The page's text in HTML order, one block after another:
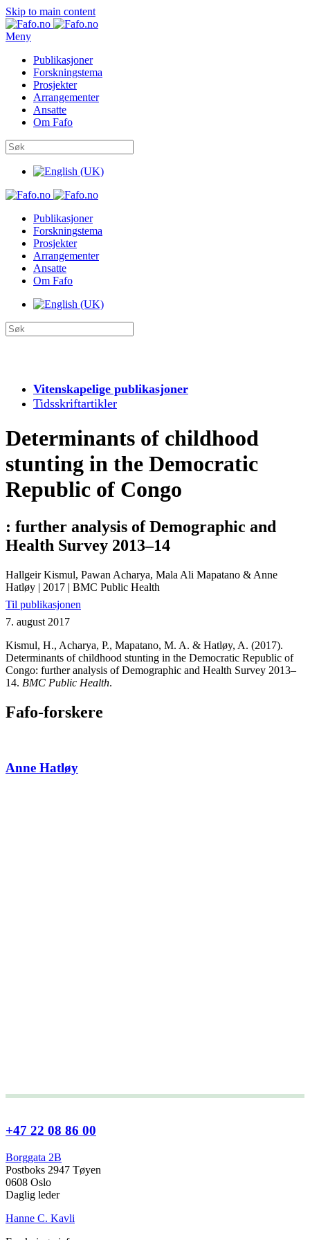
Skip to main content
Meny
Publikasjoner
Forskningstema
Prosjekter
Arrangementer
Ansatte
Om Fafo
Publikasjoner
Forskningstema
Prosjekter
Arrangementer
Ansatte
Om Fafo
Vitenskapelige publikasjoner
Tidsskriftartikler
Determinants of childhood
stunting in the Democratic
Republic of Congo
: further analysis of Demographic and
Health Survey 2013–14
Hallgeir Kismul, Pawan Acharya, Mala Ali Mapatano & Anne
Hatløy | 2017 | BMC Public Health
Til publikasjonen
7. august 2017
Kismul, H., Acharya, P., Mapatano, M. A. & Hatløy, A. (2017).
Determinants of childhood stunting in the Democratic Republic of
Congo: further analysis of Demographic and Health Survey 2013–
14. BMC Public Health.
Fafo-forskere
Anne Hatløy
+47 22 08 86 00
Borggata 2B
Postboks 2947 Tøyen
0608 Oslo
Daglig leder
Hanne C. Kavli